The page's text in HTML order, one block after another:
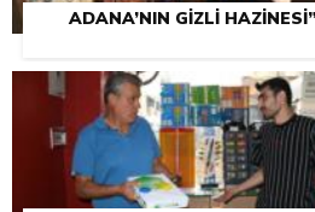
ADANA’NIN GIZLI HAZINESI”